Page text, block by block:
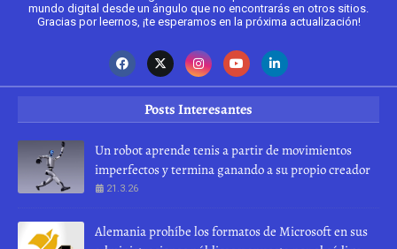
mundo digital desde un ángulo que no encontrarás en otros sitios.
Gracias por leernos, ¡te esperamos en la próxima actualización!
Posts Interesantes
Un robot aprende tenis a partir de movimientos
imperfectos y termina ganando a su propio creador
21.3.26
Alemania prohíbe los formatos de Microsoft en sus